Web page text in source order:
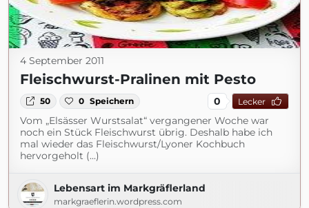
4 September 2011
Fleischwurst-Pralinen mit Pesto
50 0 Speichern 0 Lecker
Vom „Elsässer Wurstsalat“ vergangener Woche war
noch ein Stück Fleischwurst übrig. Deshalb habe ich
mal wieder das Fleischwurst/Lyoner Kochbuch
hervorgeholt (...)
Lebensart im Markgräflerland
markgraeflerin.wordpress.com